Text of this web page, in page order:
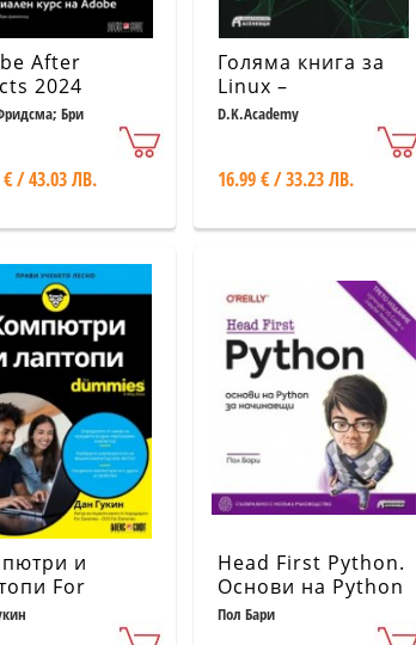
After
2024
курс
черно -
Бри
€ / 43.03 ЛВ.
Голяма книга за
Linux –
практически
мрежово
и управление на
D.K.Academy
16.99 € / 33.23 ЛВ.
и
For
Head First Python.
Основи на Python
за начинаещи
Пол Бари